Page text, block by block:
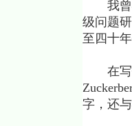
我曾与
级问题
至四十
在写作
字，还